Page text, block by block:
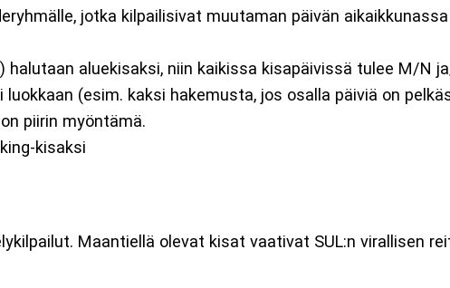
jotka kilpailisivat muutaman päivän
halutaan aluekisaksi, niin kaikissa kisapäivissä tulee M/
(esim. kaksi hakemusta, jos osalla päiviä on
piirin myöntämä.
kisaksi
Maantiellä olevat kisat vaativat SUL:n virallisen